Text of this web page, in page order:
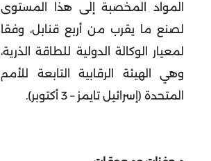
المواد المخصبة إلى هذا المستوى
لصنع ما يقرب من أربع قنابل، وفقا
لمعيار الوكالة الدولية للطاقة الذرية،
وهي الهيئة الرقابية التابعة للأمم
المتحدة (إسرائيل تايمز – 3 أكتوبر).